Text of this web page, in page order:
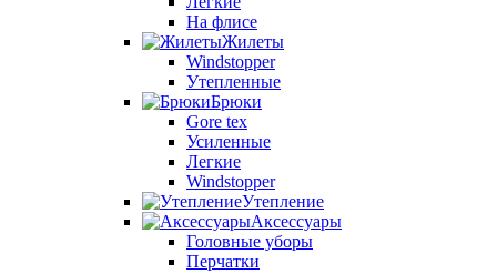
На флисе
Жилеты
Windstopper
Утепленные
Брюки
Gore tex
Усиленные
Легкие
Windstopper
Утепление
Аксессуары
Головные уборы
Перчатки